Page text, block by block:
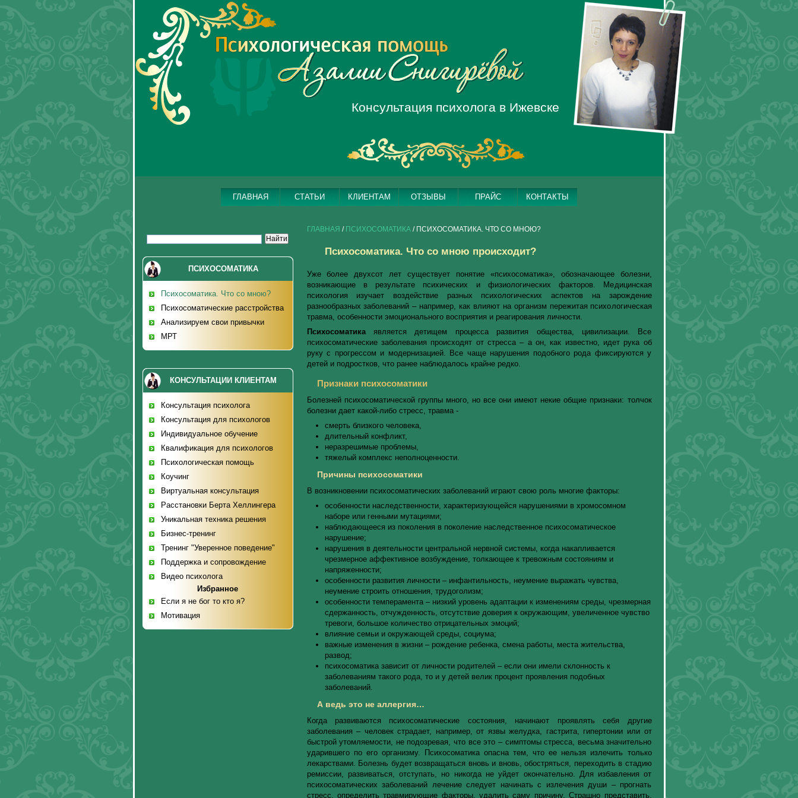
Консультация психолога в Ижевске
ГЛАВНАЯ СТАТЬИ КЛИЕНТАМ ОТЗЫВЫ ПРАЙС КОНТАКТЫ
ГЛАВНАЯ / ПСИХОСОМАТИКА/ ПСИХОСОМАТИКА. ЧТО СО МНОЮ?
Психосоматика. Что со мною происходит?
Уже более двухсот лет существует понятие «психосоматика», обозначающее болезни,
возникающие в результате психических и физиологических факторов. Медицинская
психология изучает воздействие разных психологических аспектов на зарождение
разнообразных заболеваний – например, как влияют на организм пережитая психологическая
травма, особенности эмоционального восприятия и реагирования личности.
Психосоматикаявляется детищем процесса развития общества, цивилизации. Все
психосоматические заболевания происходят от стресса – а он, как известно, идет рука об
руку с прогрессом и модернизацией. Все чаще нарушения подобного рода фиксируются у
детей и подростков, что ранее наблюдалось крайне редко.
Признаки психосоматики
Болезней психосоматической группы много, но все они имеют некие общие признаки: толчок
болезни дает какой-либо стресс, травма -
смерть близкого человека,
длительный конфликт,
неразрешимые проблемы,
тяжелый комплекс неполноценности.
Причины психосоматики
В возникновении психосоматических заболеваний играют свою роль многие факторы:
особенности наследственности, характеризующейся нарушениями в хромосомном
наборе или генными мутациями;
наблюдающееся из поколения в поколение наследственное психосоматическое
нарушение;
нарушения в деятельности центральной нервной системы, когда накапливается
чрезмерное аффективное возбуждение, толкающее к тревожным состояниям и
напряженности;
особенности развития личности – инфантильность, неумение выражать чувства,
неумение строить отношения, трудоголизм;
особенности темперамента – низкий уровень адаптации к изменениям среды, чрезмерная
сдержанность, отчужденность, отсутствие доверия к окружающим, увеличенное чувство
тревоги, большое количество отрицательных эмоций;
влияние семьи и окружающей среды, социума;
важные изменения в жизни – рождение ребенка, смена работы, места жительства,
развод;
психосоматика зависит от личности родителей – если они имели склонность к
заболеваниям такого рода, то и у детей велик процент проявления подобных
заболеваний.
А ведь это не аллергия…
Когда развиваются психосоматические состояния, начинают проявлять себя другие
заболевания – человек страдает, например, от язвы желудка, гастрита, гипертонии или от
быстрой утомляемости, не подозревая, что все это – симптомы стресса, весьма значительно
ударившего по его организму. Психосоматика опасна тем, что ее нельзя излечить только
лекарствами. Болезнь будет возвращаться вновь и вновь, обостряться, переходить в стадию
ремиссии, развиваться, отступать, но никогда не уйдет окончательно. Для избавления от
психосоматических заболеваний лечение следует начинать с излечения души – прогнать
стресс, определить травмирующие факторы, удалить саму причину. Страшно представить,
ПСИХОСОМАТИКА
Психосоматика. Что со мною?
Психосоматические расстройства
Анализируем свои привычки
МРТ
КОНСУЛЬТАЦИИ КЛИЕНТАМ
Консультация психолога
Консультация для психологов
Индивидуальное обучение
Квалификация для психологов
Психологическая помощь
Коучинг
Виртуальная консультация
Расстановки Берта Хеллингера
Уникальная техника решения
Бизнес-тренинг
Тренинг "Уверенное поведение"
Поддержка и сопровождение
Видео психолога
Избранное
Если я не бог то кто я?
Мотивация